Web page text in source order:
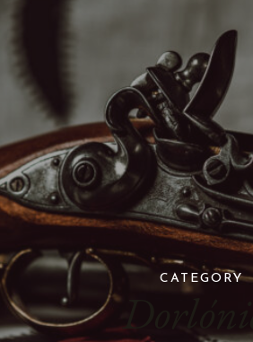
CATEGORY
Dorlónier